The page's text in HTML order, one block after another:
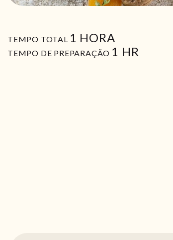
TEMPO TOTAL 1 HORA
HORA
TEMPO DE PREPARAÇÃO 1 HORA
HR